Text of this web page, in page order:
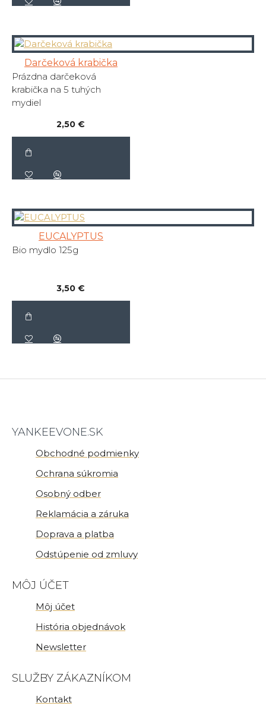
Darčeková krabička
Prázdna darčeková
krabička na 5 tuhých
mydiel
2,50 €
EUCALYPTUS
Bio mydlo 125g
3,50 €
YANKEEVONE.SK
Obchodné podmienky
Ochrana súkromia
Osobný odber
Reklamácia a záruka
Doprava a platba
Odstúpenie od zmluvy
MÔJ ÚČET
Môj účet
História objednávok
Newsletter
SLUŽBY ZÁKAZNÍKOM
Kontakt